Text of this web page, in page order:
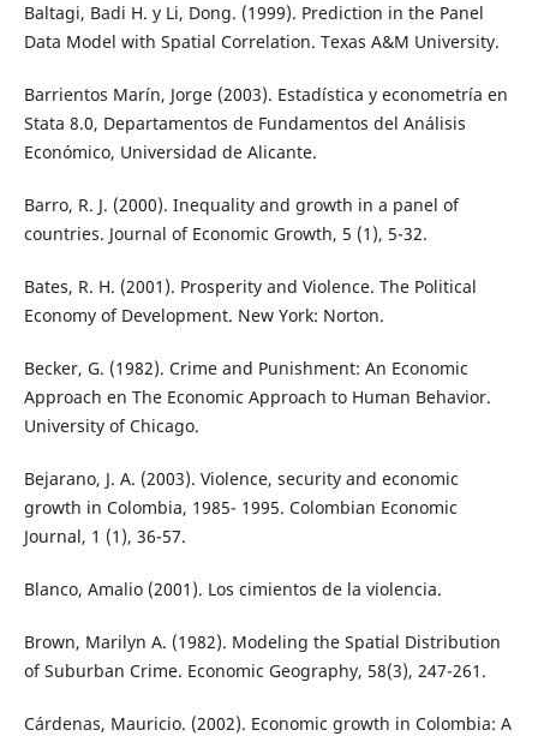
Baltagi, Badi H. y Li, Dong. (1999). Prediction in the Panel
Data Model with Spatial Correlation. Texas A&M University.
Barrientos Marín, Jorge (2003). Estadística y econometría en
Stata 8.0, Departamentos de Fundamentos del Análisis
Económico, Universidad de Alicante.
Barro, R. J. (2000). Inequality and growth in a panel of
countries. Journal of Economic Growth, 5 (1), 5-32.
Bates, R. H. (2001). Prosperity and Violence. The Political
Economy of Development. New York: Norton.
Becker, G. (1982). Crime and Punishment: An Economic
Approach en The Economic Approach to Human Behavior.
University of Chicago.
Bejarano, J. A. (2003). Violence, security and economic
growth in Colombia, 1985- 1995. Colombian Economic
Journal, 1 (1), 36-57.
Blanco, Amalio (2001). Los cimientos de la violencia.
Brown, Marilyn A. (1982). Modeling the Spatial Distribution
of Suburban Crime. Economic Geography, 58(3), 247-261.
Cárdenas, Mauricio. (2002). Economic growth in Colombia: A